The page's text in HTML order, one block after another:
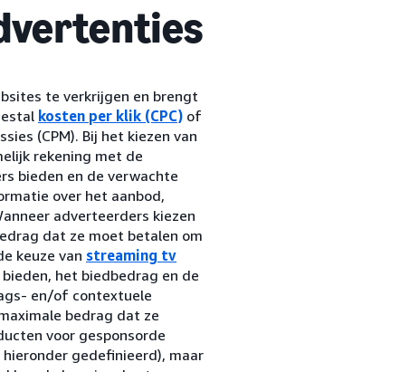
te verkrijgen en brengt
kosten per klik (CPC) of
(CPM). Bij het kiezen van
rekening met de
bieden en de verwachte
over het aanbod,
adverteerders kiezen
dat ze moet betalen om
keuze van streaming tv
het biedbedrag en de
en/of contextuele
bedrag dat ze
voor gesponsorde
hieronder gedefinieerd), maar